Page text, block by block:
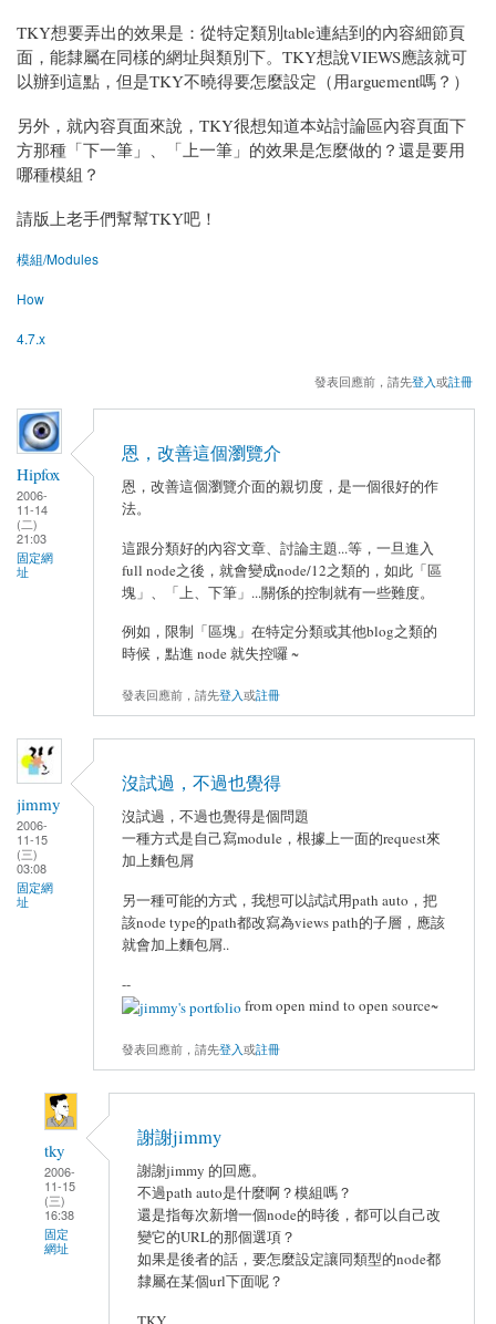
TKY想要弄出的效果是：從特定類別table連結到的內容細節頁
面，能隸屬在同樣的網址與類別下。TKY想說VIEWS應該就可
以辦到這點，但是TKY不曉得要怎麼設定（用arguement嗎？）
另外，就內容頁面來說，TKY很想知道本站討論區內容頁面下
方那種「下一筆」、「上一筆」的效果是怎麼做的？還是要用
哪種模組？
請版上老手們幫幫TKY吧！
模組/Modules
How
4.7.x
發表回應前，請先登入或註冊
Hipfox
2006-
11-14
(二)
21:03
固定網
址
恩，改善這個瀏覽介
恩，改善這個瀏覽介面的親切度，是一個很好的作
法。
這跟分類好的內容文章、討論主題...等，一旦進入
full node之後，就會變成node/12之類的，如此「區
塊」、「上、下筆」...關係的控制就有一些難度。
例如，限制「區塊」在特定分類或其他blog之類的
時候，點進 node 就失控囉 ~
發表回應前，請先登入或註冊
jimmy
2006-
11-15
(三)
03:08
固定網
址
沒試過，不過也覺得
沒試過，不過也覺得是個問題
一種方式是自己寫module，根據上一面的request來
加上麵包屑
另一種可能的方式，我想可以試試用path auto，把
該node type的path都改寫為views path的子層，應該
就會加上麵包屑..
--
from open mind to open source~
發表回應前，請先登入或註冊
tky
2006-
11-15
(三)
16:38
固定
網址
謝謝jimmy
謝謝jimmy 的回應。
不過path auto是什麼啊？模組嗎？
還是指每次新增一個node的時後，都可以自己改
變它的URL的那個選項？
如果是後者的話，要怎麼設定讓同類型的node都
隸屬在某個url下面呢？